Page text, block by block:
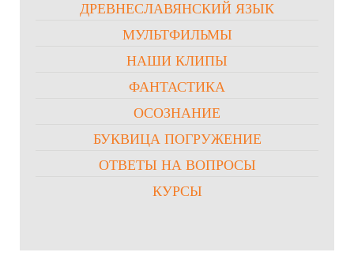
ДРЕВНЕСЛАВЯНСКИЙ ЯЗЫК
МУЛЬТФИЛЬМЫ
НАШИ КЛИПЫ
ФАНТАСТИКА
ОСОЗНАНИЕ
БУКВИЦА ПОГРУЖЕНИЕ
ОТВЕТЫ НА ВОПРОСЫ
КУРСЫ